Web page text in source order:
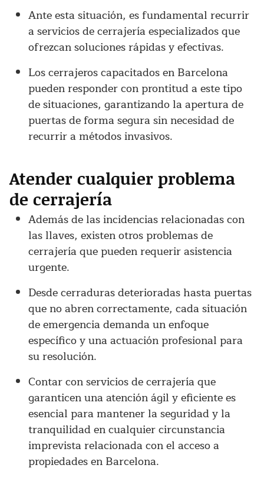
Ante esta situación, es fundamental recurrir
a servicios de cerrajería especializados que
ofrezcan soluciones rápidas y efectivas.
Los cerrajeros capacitados en Barcelona
pueden responder con prontitud a este tipo
de situaciones, garantizando la apertura de
puertas de forma segura sin necesidad de
recurrir a métodos invasivos.
Atender cualquier problema
de cerrajería
Además de las incidencias relacionadas con
las llaves, existen otros problemas de
cerrajería que pueden requerir asistencia
urgente.
Desde cerraduras deterioradas hasta puertas
que no abren correctamente, cada situación
de emergencia demanda un enfoque
específico y una actuación profesional para
su resolución.
Contar con servicios de cerrajería que
garanticen una atención ágil y eficiente es
esencial para mantener la seguridad y la
tranquilidad en cualquier circunstancia
imprevista relacionada con el acceso a
propiedades en Barcelona.